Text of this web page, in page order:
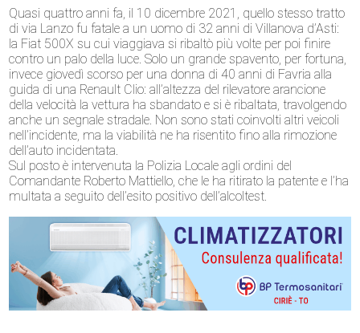
Quasi quattro anni fa, il 10 dicembre 2021, quello stesso tratto
di via Lanzo fu fatale a un uomo di 32 anni di Villanova d’Asti:
la Fiat 500X su cui viaggiava si ribaltò più volte per poi finire
contro un palo della luce. Solo un grande spavento, per fortuna,
invece giovedì scorso per una donna di 40 anni di Favria alla
guida di una Renault Clio: all’altezza del rilevatore arancione
della velocità la vettura ha sbandato e si è ribaltata, travolgendo
anche un segnale stradale. Non sono stati coinvolti altri veicoli
nell’incidente, ma la viabilità ne ha risentito fino alla rimozione
dell’auto incidentata.
Sul posto è intervenuta la Polizia Locale agli ordini del
Comandante Roberto Mattiello, che le ha ritirato la patente e l’ha
multata a seguito dell’esito positivo dell’alcoltest.